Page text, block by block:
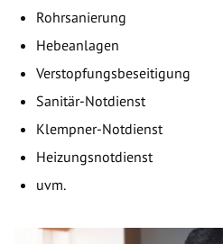
Rohrsanierung
Hebeanlagen
Verstopfungsbeseitigung
Sanitär-Notdienst
Klempner-Notdienst
Heizungsnotdienst
uvm.